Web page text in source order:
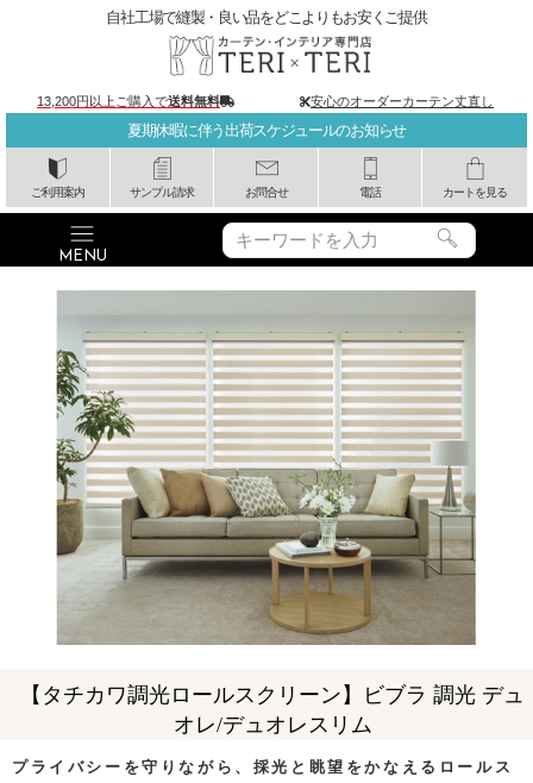
夏期休暇に伴う出荷スケジュールのお知らせ
ご利用案内 サンプル請求 お問合せ 電話 カートを見る
自社工場で縫製・良い品をどこよりもお安くご提供
13,200円以上ご購入で送料無料 安心のオーダーカーテン丈直し
プライバシーを守りながら、採光と眺望をかなえるロールス
【タチカワ調光ロールスクリーン】ビブラ 調光 デュ
オレ/デュオレスリム